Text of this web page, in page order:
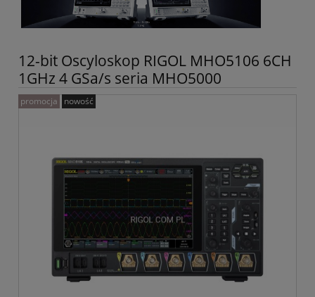
12-bit Oscyloskop RIGOL MHO5106 6CH
1GHz 4 GSa/s seria MHO5000
promocja nowość